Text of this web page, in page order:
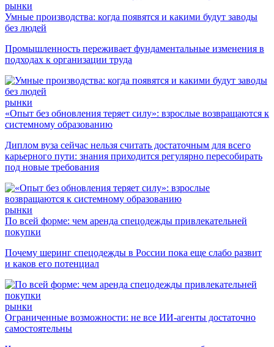
рынки
Умные производства: когда появятся и какими будут заводы
без людей
Промышленность переживает фундаментальные изменения в
подходах к организации труда
рынки
«Опыт без обновления теряет силу»: взрослые возвращаются к
системному образованию
Диплом вуза сейчас нельзя считать достаточным для всего
карьерного пути: знания приходится регулярно пересобирать
под новые требования
рынки
По всей форме: чем аренда спецодежды привлекательней
покупки
Почему шеринг спецодежды в России пока еще слабо развит
и каков его потенциал
рынки
Ограниченные возможности: не все ИИ-агенты достаточно
самостоятельны